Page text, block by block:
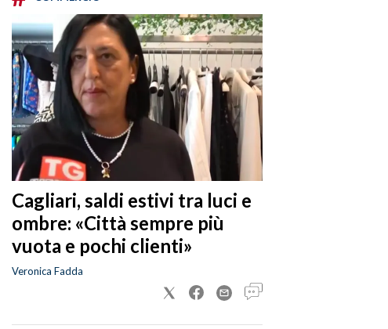
Cagliari, saldi estivi tra luci e
ombre: «Città sempre più
vuota e pochi clienti»
Veronica Fadda